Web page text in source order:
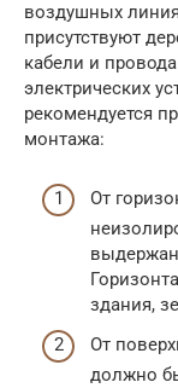
воздушных
присутствуют
кабели и
электрических
рекомендуется
монтажа:
От
здания,
От
должно